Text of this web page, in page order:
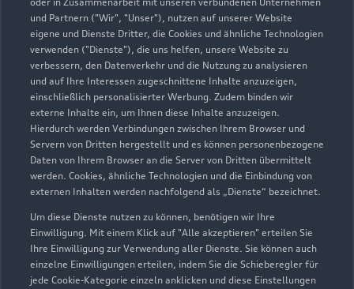
und Partnern ("Wir", "Unser"), nutzen auf unserer Website
eigene und Dienste Dritter, die Cookies und ähnliche Technologien
verwenden ("Dienste"), die uns helfen, unsere Website zu
verbessern, den Datenverkehr und die Nutzung zu analysieren
und auf Ihre Interessen zugeschnittene Inhalte anzuzeigen,
einschließlich personalisierter Werbung. Zudem binden wir
externe Inhalte ein, um Ihnen diese Inhalte anzuzeigen.
Hierdurch werden Verbindungen zwischen Ihrem Browser und
Servern von Dritten hergestellt und es können personenbezogene
Daten von Ihrem Browser an die Server von Dritten übermittelt
werden. Cookies, ähnliche Technologien und die Einbindung von
externen Inhalten werden nachfolgend als „Dienste“ bezeichnet.
Um diese Dienste nutzen zu können, benötigen wir Ihre
Einwilligung. Mit einem Klick auf "Alle akzeptieren" erteilen Sie
Ihre Einwilligung zur Verwendung aller Dienste. Sie können auch
einzelne Einwilligungen erteilen, indem Sie die Schieberegler für
jede Cookie-Kategorie einzeln anklicken und diese Einstellungen